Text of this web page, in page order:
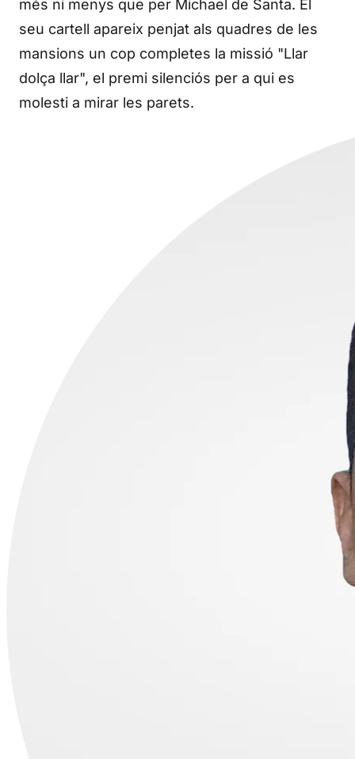
més ni menys que per Michael de Santa. El
seu cartell apareix penjat als quadres de les
mansions un cop completes la missió "Llar
dolça llar", el premi silenciós per a qui es
molesti a mirar les parets.